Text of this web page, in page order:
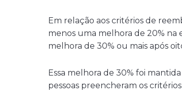
Em relação aos critérios de
menos uma melhora de 20% na
melhora de 30% ou mais após
Essa melhora de 30% foi
pessoas preencheram os